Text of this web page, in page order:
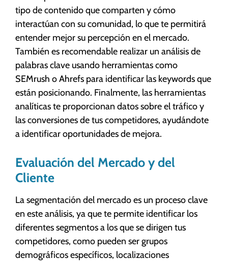
tipo de contenido que comparten y cómo
interactúan con su comunidad, lo que te permitirá
entender mejor su percepción en el mercado.
También es recomendable realizar un análisis de
palabras clave usando herramientas como
SEMrush o Ahrefs para identificar las keywords que
están posicionando. Finalmente, las herramientas
analíticas te proporcionan datos sobre el tráfico y
las conversiones de tus competidores, ayudándote
a identificar oportunidades de mejora.
Evaluación del Mercado y del
Cliente
La segmentación del mercado es un proceso clave
en este análisis, ya que te permite identificar los
diferentes segmentos a los que se dirigen tus
competidores, como pueden ser grupos
demográficos específicos, localizaciones